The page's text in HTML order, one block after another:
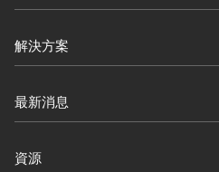
解決方案
最新消息
資源